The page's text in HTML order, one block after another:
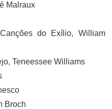
Malraux
do Exílio, William
Teneessee Williams
Broch